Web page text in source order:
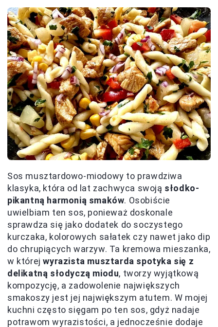
Sos musztardowo-miodowy to prawdziwa
klasyka, która od lat zachwyca swoją słodko-
pikantną harmonią smaków. Osobiście
uwielbiam ten sos, ponieważ doskonale
sprawdza się jako dodatek do soczystego
kurczaka, kolorowych sałatek czy nawet jako dip
do chrupiących warzyw. Ta kremowa mieszanka,
w którejwyrazista musztarda spotyka się z
delikatną słodyczą miodu, tworzy wyjątkową
kompozycję, a zadowolenie największych
smakoszy jest jej największym atutem. W mojej
kuchni często sięgam po ten sos, gdyż nadaje
potrawom wyrazistości, a jednocześnie dodaje